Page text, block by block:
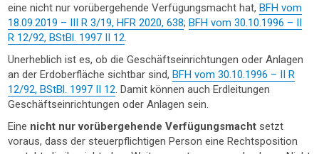
eine nicht nur vorübergehende Verfügungsmacht hat,BFH vom
18.09.2019 – III R 3/19, HFR 2020, 638;BFH vom 30.10.1996 – II
R 12/92, BStBl. 1997 II 12.
Unerheblich ist es, ob die Geschäftseinrichtungen oder Anlagen
an der Erdoberfläche sichtbar sind,BFH vom 30.10.1996 – II R
12/92, BStBl. 1997 II 12. Damit können auch Erdleitungen
Geschäftseinrichtungen oder Anlagen sein.
Eine nicht nur vorübergehende Verfügungsmacht setzt
voraus, dass der steuerpflichtigen Person eine Rechtsposition